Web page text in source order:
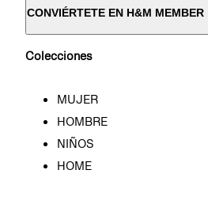
CONVIÉRTETE EN H&M MEMBER
Colecciones
MUJER
HOMBRE
NIÑOS
HOME